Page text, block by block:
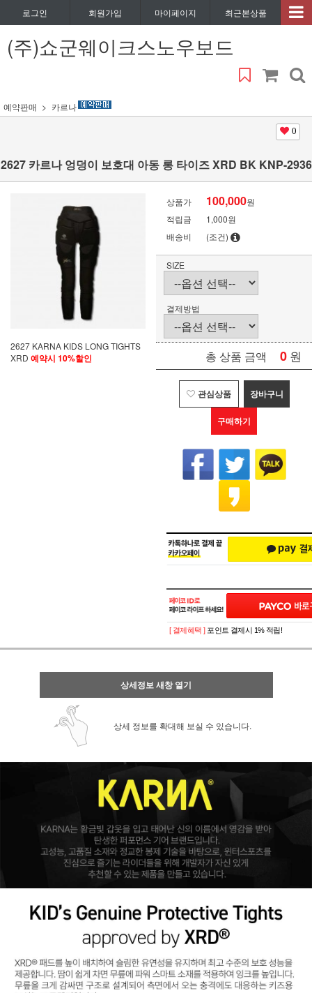
로그인 회원가입 마이페이지 최근본상품
(주)쇼군웨이크스노우보드
예약판매 카르나
0
2627 카르나 엉덩이 보호대 아동 롱 타이즈 XRD BK KNP-2936
2627 KARNA KIDS LONG TIGHTS
XRD 예약시 10%할인
상품가 100,000원
적립금
1,000원
배송비
(조건)
SIZE
결제방법
총 상품 금액 0 원
관심상품 장바구니
구매하기
페이코 ID로 페
[ 결제혜택 ] 포인트 결제시 1% 적립!
상세정보 새창 열기
상세 정보를 확대해 보실 수 있습니다.